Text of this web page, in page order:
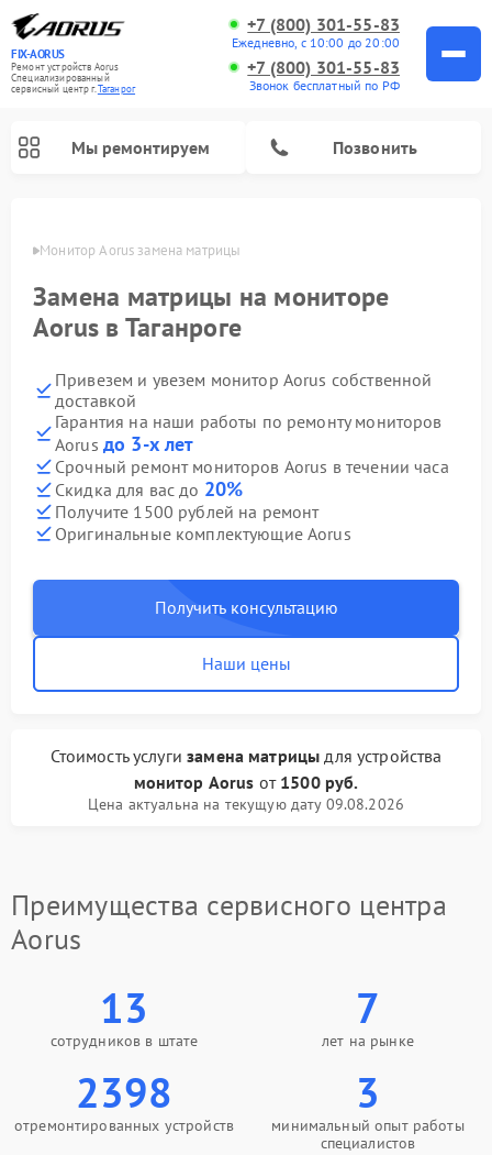
FIX-AORUS
Ремонт устройств Aorus
Специализированный
cервисный центр г.Таганрог
+7 (800) 301-55-83
Ежедневно, с 10:00 до 20:00
+7 (800) 301-55-83
Звонок бесплатный по РФ
Мы ремонтируем Позвонить
Монитор Aorus замена матрицы
Замена матрицы на мониторе
Aorus в Таганроге
Привезем и увезем монитор Aorus собственной
доставкой
Гарантия на наши работы по ремонту мониторов
Aorus до 3-х лет
Срочный ремонт мониторов Aorus в течении часа
Скидка для вас до 20%
Получите 1500 рублей на ремонт
Оригинальные комплектующие Aorus
Получить консультацию
Наши цены
Стоимость услугизамена матрицы для устройства
монитор Aorus от 1500 руб.
Цена актуальна на текущую дату 09.08.2026
Преимущества сервисного центра
Aorus
13
сотрудников в штате
7
лет на рынке
2398
отремонтированных устройств
3
минимальный опыт работы
специалистов